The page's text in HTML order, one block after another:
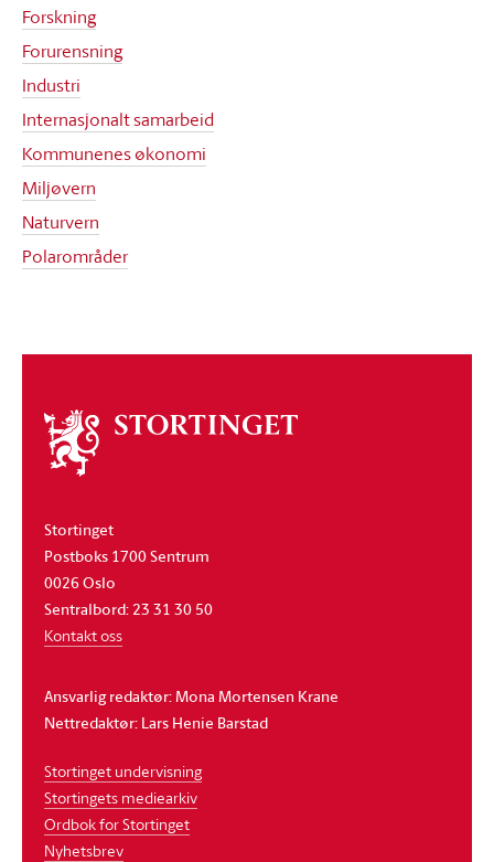
Forskning
Forurensning
Industri
Internasjonalt samarbeid
Kommunenes økonomi
Miljøvern
Naturvern
Polarområder
Om
stortinget
Stortinget
Postboks 1700 Sentrum
0026 Oslo
Sentralbord: 23 31 30 50
Kontakt oss
Ansvarlig redaktør: Mona Mortensen Krane
Nettredaktør: Lars Henie Barstad
Stortinget undervisning
Stortingets mediearkiv
Ordbok for Stortinget
Nyhetsbrev